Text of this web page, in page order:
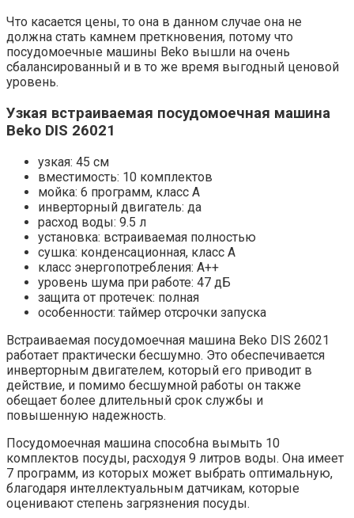
Что касается цены, то она в данном случае она не
должна стать камнем преткновения, потому что
посудомоечные машины Beko вышли на очень
сбалансированный и в то же время выгодный ценовой
уровень.
Узкая встраиваемая посудомоечная машина
Beko DIS 26021
узкая: 45 см
вместимость: 10 комплектов
мойка: 6 программ, класс A
инверторный двигатель: да
расход воды: 9.5 л
установка: встраиваемая полностью
сушка: конденсационная, класс A
класс энергопотребления: A++
уровень шума при работе: 47 дБ
защита от протечек: полная
особенности: таймер отсрочки запуска
Встраиваемая посудомоечная машина Beko DIS 26021
работает практически бесшумно. Это обеспечивается
инверторным двигателем, который его приводит в
действие, и помимо бесшумной работы он также
обещает более длительный срок службы и
повышенную надежность.
Посудомоечная машина способна вымыть 10
комплектов посуды, расходуя 9 литров воды. Она имеет
7 программ, из которых может выбрать оптимальную,
благодаря интеллектуальным датчикам, которые
оценивают степень загрязнения посуды.